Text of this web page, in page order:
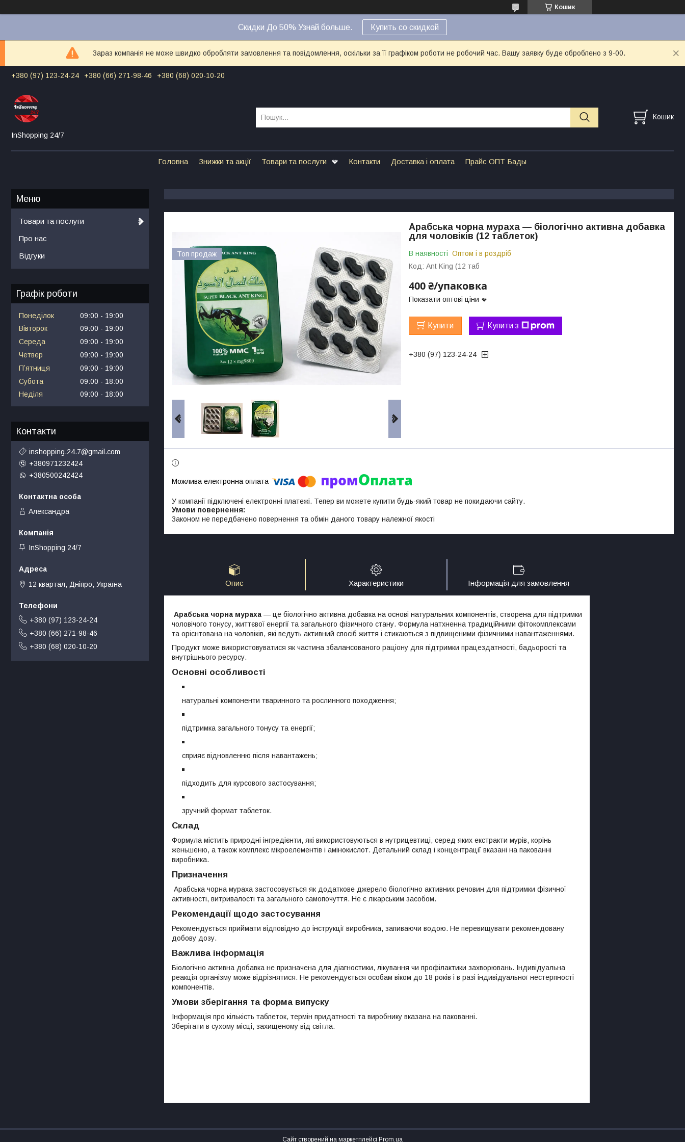
Кошик
Скидки До 50% Узнай больше. Купить со скидкой
Зараз компанія не може швидко обробляти замовлення та повідомлення, оскільки за її графіком роботи не робочий час. Вашу заявку буде оброблено з 9-00.
+380 (97) 123-24-24 +380 (66) 271-98-46 +380 (68) 020-10-20
InShopping 24/7
Кошик
Головна Знижки та акції Товари та послуги Контакти Доставка і оплата Прайс ОПТ Бады
Топ продаж
Арабська чорна мураха — біологічно активна добавка
для чоловіків (12 таблеток)
В наявності Оптом і в роздріб
Код: Ant King (12 таб
400 ₴/упаковка
Показати оптові ціни
Купити Купити з
+380 (97) 123-24-24
У компанії підключені електронні платежі. Тепер ви можете купити будь-який товар не покидаючи сайту.
Законом не передбачено повернення та обмін даного товару належної якості
Опис Характеристики Інформація для замовлення
Арабська чорна мураха — це біологічно активна добавка на основі натуральних компонентів, створена для підтримки
чоловічого тонусу, життєвої енергії та загального фізичного стану. Формула натхненна традиційними фітокомплексами
та орієнтована на чоловіків, які ведуть активний спосіб життя і стикаються з підвищеними фізичними навантаженнями.
Продукт може використовуватися як частина збалансованого раціону для підтримки працездатності, бадьорості та
внутрішнього ресурсу.
Основні особливості
натуральні компоненти тваринного та рослинного походження;
підтримка загального тонусу та енергії;
сприяє відновленню після навантажень;
підходить для курсового застосування;
зручний формат таблеток.
Склад
Формула містить природні інгредієнти, які використовуються в нутрицевтиці, серед яких екстракти мурів, корінь
женьшеню, а також комплекс мікроелементів і амінокислот. Детальний склад і концентрації вказані на пакованні
виробника.
Призначення
Арабська чорна мураха застосовується як додаткове джерело біологічно активних речовин для підтримки фізичної
активності, витривалості та загального самопочуття. Не є лікарським засобом.
Рекомендації щодо застосування
Рекомендується приймати відповідно до інструкції виробника, запиваючи водою. Не перевищувати рекомендовану
добову дозу.
Важлива інформація
Біологічно активна добавка не призначена для діагностики, лікування чи профілактики захворювань. Індивідуальна
реакція організму може відрізнятися. Не рекомендується особам віком до 18 років і в разі індивідуальної нестерпності
компонентів.
Умови зберігання та форма випуску
Інформація про кількість таблеток, термін придатності та виробнику вказана на пакованні.
Зберігати в сухому місці, захищеному від світла.
Товари та послуги
Про нас
Відгуки
Графік роботи
Понеділок 09:00
19:00
Вівторок
09:00
19:00
Середа
09:00
19:00
Четвер
09:00
19:00
Пʼятниця
09:00
19:00
Субота
09:00
18:00
Неділя
09:00 18:00
Контакти
inshopping.24.7@gmail.com
+380971232424
+380500242424
Александра
InShopping 24/7
12 квартал, Дніпро, Україна
+380 (97) 123-24-24
+380 (66) 271-98-46
+380 (68) 020-10-20
Сайт створений на маркетплейсі Prom.ua